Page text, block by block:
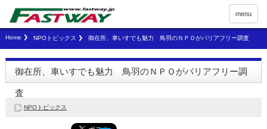
menu
Home NPOトピックス 御在所、車いすでも魅力 鳥羽のＮＰＯがバリアフリー調査
御在所、車いすでも魅力 鳥羽のＮＰＯがバリアフリー調
査
NPOトピックス